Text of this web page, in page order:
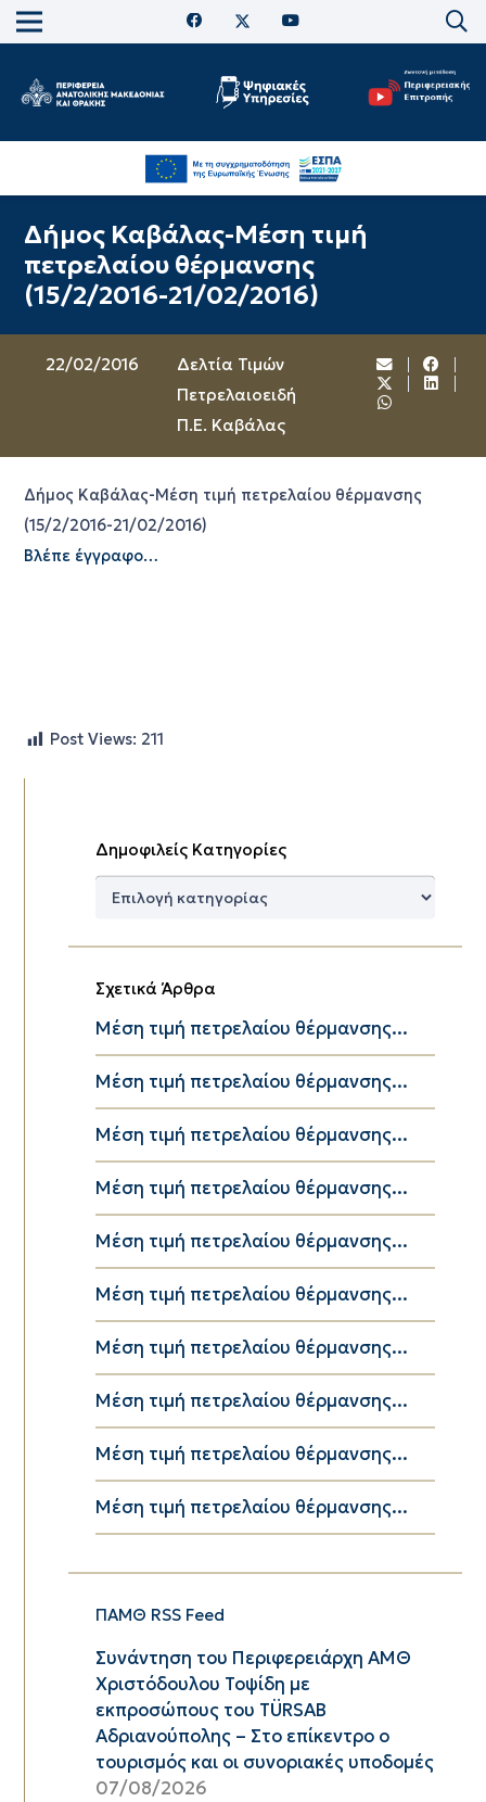
Δήμος Καβάλας-Μέση τιμή
πετρελαίου θέρμανσης
(15/2/2016-21/02/2016)
22/02/2016
Δελτία Τιμών
Πετρελαιοειδή
Π.Ε. Καβάλας
Δήμος Καβάλας-Μέση τιμή πετρελαίου θέρμανσης
(15/2/2016-21/02/2016)
Βλέπε έγγραφο…
Post Views: 211
Δημοφιλείς Κατηγορίες
Δημοφιλείς
Σχετικά Άρθρα
Μέση τιμή πετρελαίου θέρμανσης...
Μέση τιμή πετρελαίου θέρμανσης...
Μέση τιμή πετρελαίου θέρμανσης...
Μέση τιμή πετρελαίου θέρμανσης...
Μέση τιμή πετρελαίου θέρμανσης...
Μέση τιμή πετρελαίου θέρμανσης...
Μέση τιμή πετρελαίου θέρμανσης...
Μέση τιμή πετρελαίου θέρμανσης...
Μέση τιμή πετρελαίου θέρμανσης...
Μέση τιμή πετρελαίου θέρμανσης...
ΠΑΜΘ RSS Feed
Συνάντηση του Περιφερειάρχη ΑΜΘ
Χριστόδουλου Τοψίδη με
εκπροσώπους του TÜRSAB
Αδριανούπολης – Στο επίκεντρο ο
τουρισμός και οι συνοριακές υποδομές
07/08/2026